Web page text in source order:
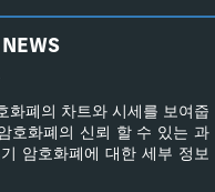
화폐의 차트와 시세를 보여줍
호화폐의 신뢰 할 수 있는 과
암호화폐에 대한 세부 정보